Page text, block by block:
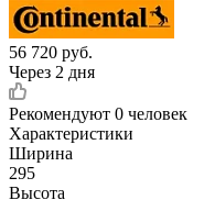
56 720 руб.
Через 2 дня
Рекомендуют 0 человек
Характеристики
Ширина
295
Высота